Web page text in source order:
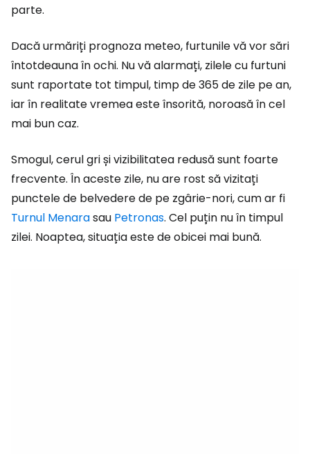
parte.
Dacă urmăriți prognoza meteo, furtunile vă vor sări
întotdeauna în ochi. Nu vă alarmați, zilele cu furtuni
sunt raportate tot timpul, timp de 365 de zile pe an,
iar în realitate vremea este însorită, noroasă în cel
mai bun caz.
Smogul, cerul gri și vizibilitatea redusă sunt foarte
frecvente. În aceste zile, nu are rost să vizitați
punctele de belvedere de pe zgârie-nori, cum ar fi
Turnul Menarasau Petronas. Cel puțin nu în timpul
zilei. Noaptea, situația este de obicei mai bună.